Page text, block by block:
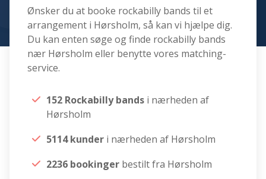
Ønsker du at booke rockabilly bands til et
arrangement i Hørsholm, så kan vi hjælpe dig.
Du kan enten søge og finde rockabilly bands
nær Hørsholm eller benytte vores matching-
service.
152 Rockabilly bands i nærheden af
Hørsholm
5114 kunder i nærheden af Hørsholm
2236 bookinger bestilt fra Hørsholm